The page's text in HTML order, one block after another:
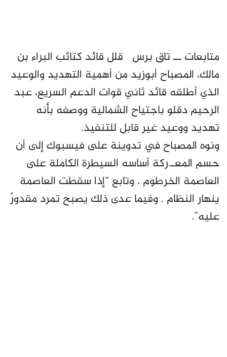
متابعات ــ تاق برس قلل قائد كتائب البراء بن
مالك، المصباح أبوزيد من أهمية التهديد والوعيد
الذي أطلقه قائد ثاني قوات الدعم السريع، عبد
الرحيم دقلو باجتياح الشمالية ووصفه بأنه
تهديد ووعيد غير قابل للتنفيذ.
ونوه المصباح في تدوينة على فيسبوك إلى أن
حسم المعـ.ركة أساسه السيطرة الكاملة على
العاصمة الخرطوم ، وتابع “إذا سقطت العاصمة
ينهار النظام . وفيما عدى ذلك يصبح تمرد مقدورٌ
عليه”.